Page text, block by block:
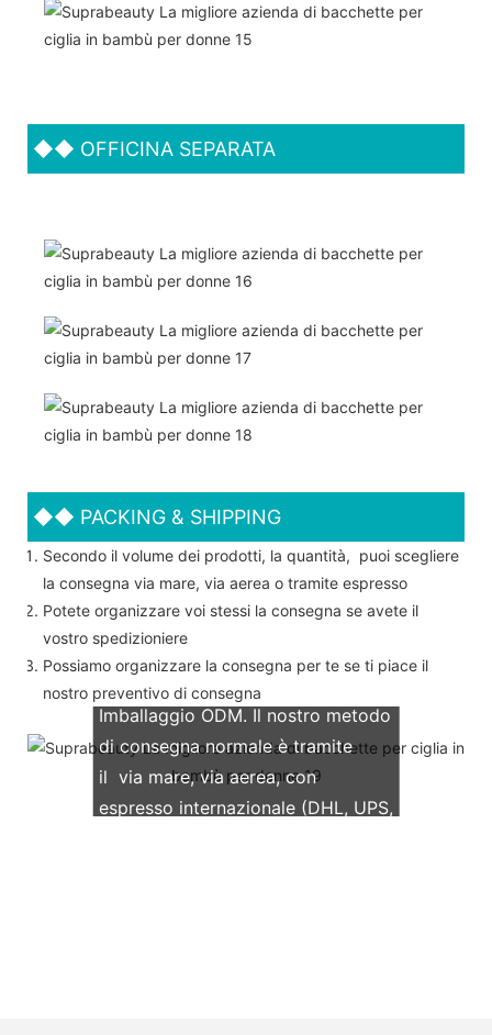
◆◆ OFFICINA SEPARATA
◆◆ PACKING & SHIPPING
Secondo il volume dei prodotti, la quantità, puoi scegliere
la consegna via mare, via aerea o tramite espresso
Potete organizzare voi stessi la consegna se avete il
vostro spedizioniere
Possiamo organizzare la consegna per te se ti piace il
nostro preventivo di consegna
Supportiamo entrambi gli OEM &
Imballaggio ODM. Il nostro metodo
di consegna normale è tramite
il via mare, via aerea, con
espresso internazionale (DHL, UPS,